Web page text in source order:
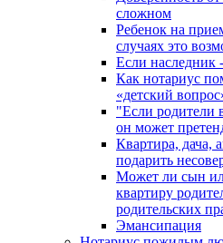
сложном
Ребенок на
случаях это
Если наследник
Как нотариус
«детский
"Если родители
он может
Квартира, дача,
подарить
Может ли сын
квартиру
родительских
Эмансипация